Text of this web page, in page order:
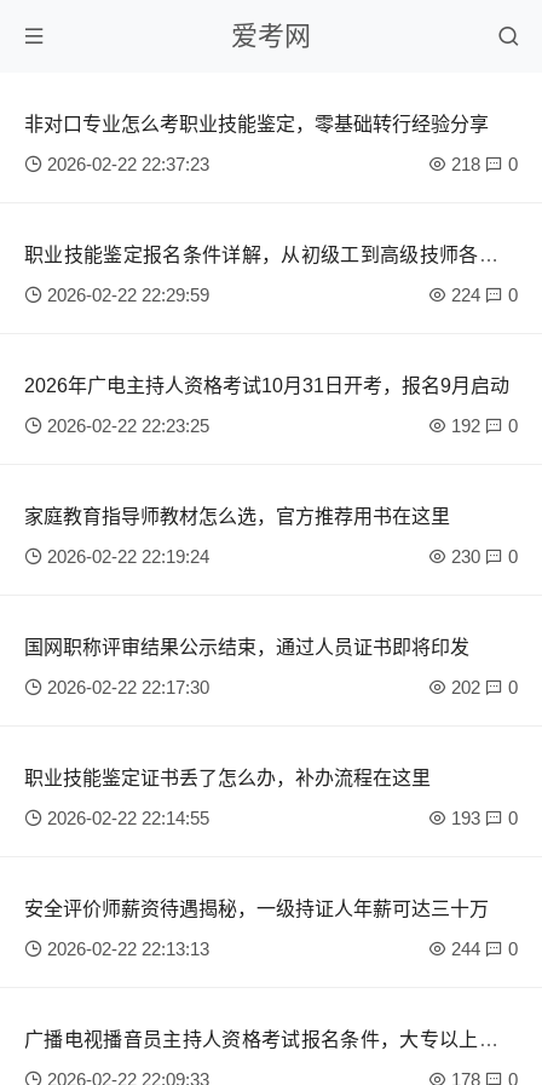
爱考网
非对口专业怎么考职业技能鉴定，零基础转行经验分享
2026-02-22 22:37:23
218 0
职业技能鉴定报名条件详解，从初级工到高级技师各需几
年 2026-02-22 22:29:59 224 0
2026年广电主持人资格考试10月31日开考，报名9月启动
2026-02-22 22:23:25
192 0
家庭教育指导师教材怎么选，官方推荐用书在这里
2026-02-22 22:19:24
230 0
国网职称评审结果公示结束，通过人员证书即将印发
2026-02-22 22:17:30
202 0
职业技能鉴定证书丢了怎么办，补办流程在这里
2026-02-22 22:14:55
193 0
安全评价师薪资待遇揭秘，一级持证人年薪可达三十万
2026-02-22 22:13:13
244 0
广播电视播音员主持人资格考试报名条件，大专以上学历
即可2026-02-22 22:09:33 178 0